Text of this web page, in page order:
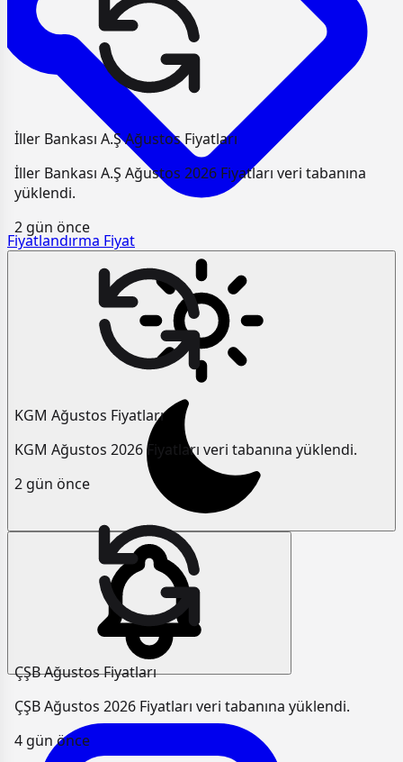
Fiyatlandırma Fiyat
İller Bankası A.Ş Ağustos Fiyatları
İller Bankası A.Ş Ağustos 2026 Fiyatları veri tabanına
yüklendi.
2 gün önce
KGM Ağustos Fiyatları
KGM Ağustos 2026 Fiyatları veri tabanına yüklendi.
2 gün önce
ÇŞB Ağustos Fiyatları
ÇŞB Ağustos 2026 Fiyatları veri tabanına yüklendi.
4 gün önce